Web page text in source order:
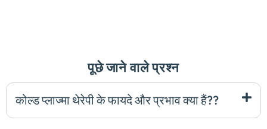
पूछे जाने वाले प्रश्न
कोल्ड प्लाज्मा थेरेपी के फायदे और प्रभाव क्या हैं??